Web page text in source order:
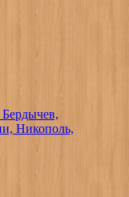
Никополь,